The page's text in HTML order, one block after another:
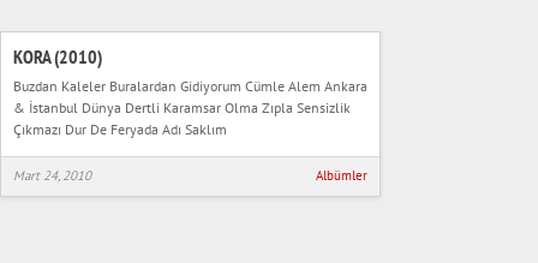
KORA (2010)
Buzdan Kaleler Buralardan Gidiyorum Cümle Alem Ankara
& İstanbul Dünya Dertli Karamsar Olma Zıpla Sensizlik
Çıkmazı Dur De Feryada Adı Saklım
Mart 24, 2010 Albümler